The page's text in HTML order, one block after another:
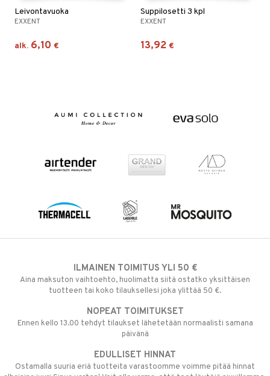
Leivontavuoka
EXXENT
alk. 6,10 €
Suppilosetti 3 kpl
EXXENT
13,92 €
ILMAINEN TOIMITUS YLI 50 €
Aina maksuton vaihtoehto, huolimatta siitä ostatko yksittäisen
tuotteen tai koko tilauksellesi joka ylittää 50 €.
NOPEAT TOIMITUKSET
Ennen kello 13.00 tehdyt tilaukset lähetetään normaalisti samana
päivänä
EDULLISET HINNAT
Ostamalla suuria eriä tuotteita varastoomme voimme pitää hinnat